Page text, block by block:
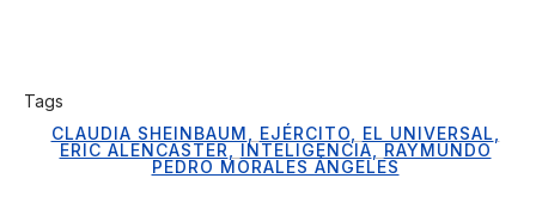
Tags
CLAUDIA SHEINBAUM , EJÉRCITO, EL UNIVERSAL,
ERIC ALENCASTER, INTELIGENCIA, RAYMUNDO
PEDRO MORALES ÁNGELES